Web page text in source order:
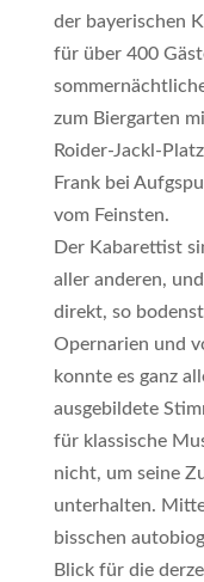
der bayerischen
für über 400
zum Biergarten
Roider-Jackl-
Frank bei
vom Feinsten.
Der Kabarettist
aller anderen,
direkt, so
Opernarien und
konnte es ganz
ausgebildete
für klassische
nicht, um seine
unterhalten.
bisschen
Blick für die